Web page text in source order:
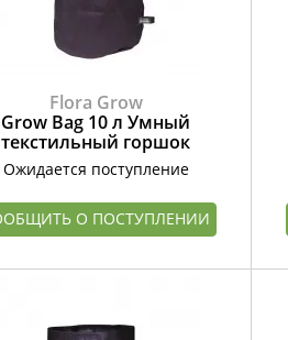
Flora Grow
Grow Bag 10 л Умный
текстильный горшок
Ожидается поступление
О ПОСТУПЛЕНИИ